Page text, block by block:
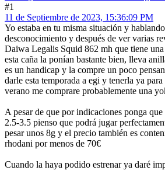
#1
11 de Septiembre de 2023, 15:36:09 PM
Yo estaba en tu misma situación y
desconocimiento y después de ver varias
Daiwa Legalis Squid 862 mh que tiene
esta caña la ponían bastante bien, lleva
es un handicap y la compre un poco
darle esta temporada a egi y tenerla ya
verano me comprare probablemente una
A pesar de que por indicaciones ponga
2.5-3.5 pienso que podrá jugar
pesar unos 8g y el precio también es
rhodani por menos de 70€
Cuando la haya podido estrenar ya daré